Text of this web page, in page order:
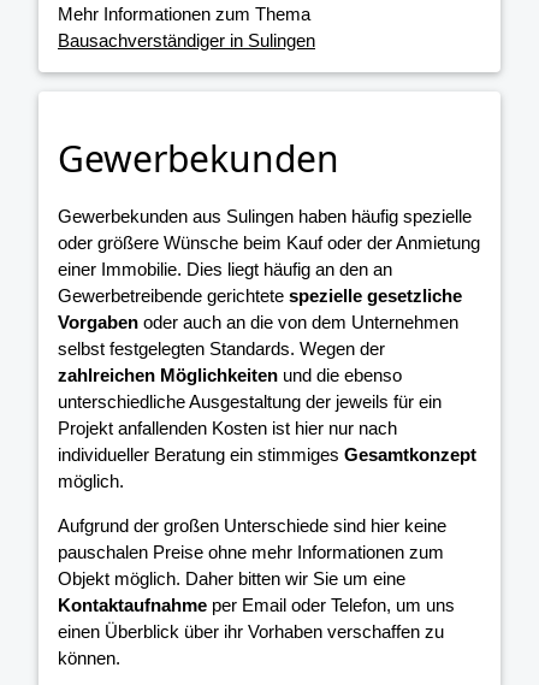
Mehr Informationen zum Thema
Bausachverständiger in Sulingen
Gewerbekunden
Gewerbekunden aus Sulingen haben häufig spezielle
oder größere Wünsche beim Kauf oder der Anmietung
einer Immobilie. Dies liegt häufig an den an
Gewerbetreibende gerichtete spezielle gesetzliche
Vorgaben oder auch an die von dem Unternehmen
selbst festgelegten Standards. Wegen der
zahlreichen Möglichkeiten und die ebenso
unterschiedliche Ausgestaltung der jeweils für ein
Projekt anfallenden Kosten ist hier nur nach
individueller Beratung ein stimmiges Gesamtkonzept
möglich.
Aufgrund der großen Unterschiede sind hier keine
pauschalen Preise ohne mehr Informationen zum
Objekt möglich. Daher bitten wir Sie um eine
Kontaktaufnahme per Email oder Telefon, um uns
einen Überblick über ihr Vorhaben verschaffen zu
können.